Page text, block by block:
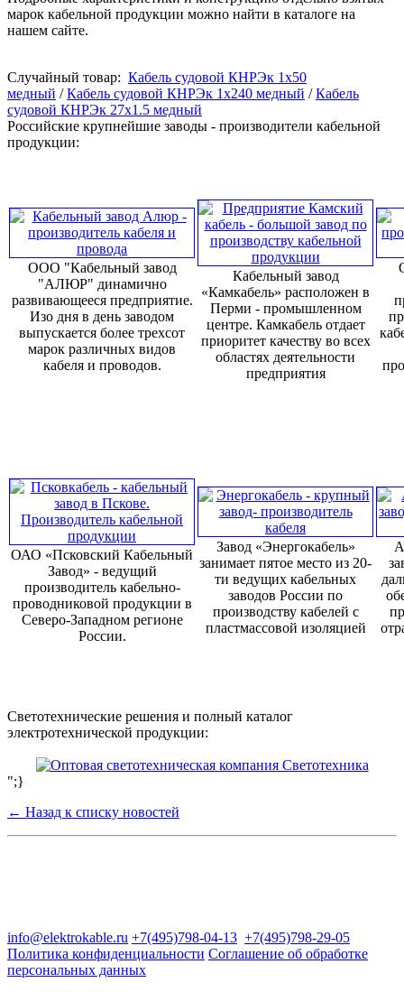
марок кабельной продукции можно найти в каталоге на
нашем сайте.
Случайный товар: Кабель судовой КНРЭк 1x50
медный /Кабель судовой КНРЭк 1x240 медный /Кабель
судовой КНРЭк 27x1.5 медный
Российские крупнейшие заводы - производители кабельной
продукции:
ООО "Кабельный завод
"АЛЮР" динамично
развивающееся предприятие.
Изо дня в день заводом
выпускается более трехсот
марок различных видов
кабеля и проводов.
Кабельный завод
«Камкабель» расположен в
Перми - промышленном
центре. Камкабель отдает
приоритет качеству во всех
областях деятельности
предприятия
ОАО «Псковский Кабельный
Завод» - ведущий
производитель кабельно-
проводниковой продукции в
Северо-Западном регионе
России.
Завод «Энергокабель»
занимает пятое место из 20-
ти ведущих кабельных
заводов России по
производству кабелей с
пластмассовой изоляцией
Светотехнические решения и полный каталог
электротехнической продукции:
";}
← Назад к списку новостей
info@elektrokable.ru +7(495)798-04-13 +7(495)798-29-05
Политика конфиденциальности Соглашение об обработке
персональных данных